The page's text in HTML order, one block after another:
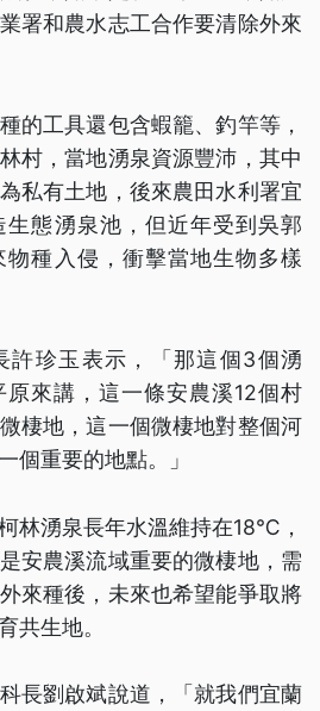
署和農水志工合作要清除外來
的工具還包含蝦籠、釣竿等，
村，當地湧泉資源豐沛，其中
私有土地，後來農田水利署宜
態湧泉池，但近年受到吳郭
種入侵，衝擊當地生物多樣
許珍玉表示，「那這個3個湧
來講，這一條安農溪12個村
棲地，這一個微棲地對整個河
個重要的地點。」
林湧泉長年水溫維持在18℃，
安農溪流域重要的微棲地，需
來種後，未來也希望能爭取將
共生地。
長劉啟斌說道，「就我們宜蘭